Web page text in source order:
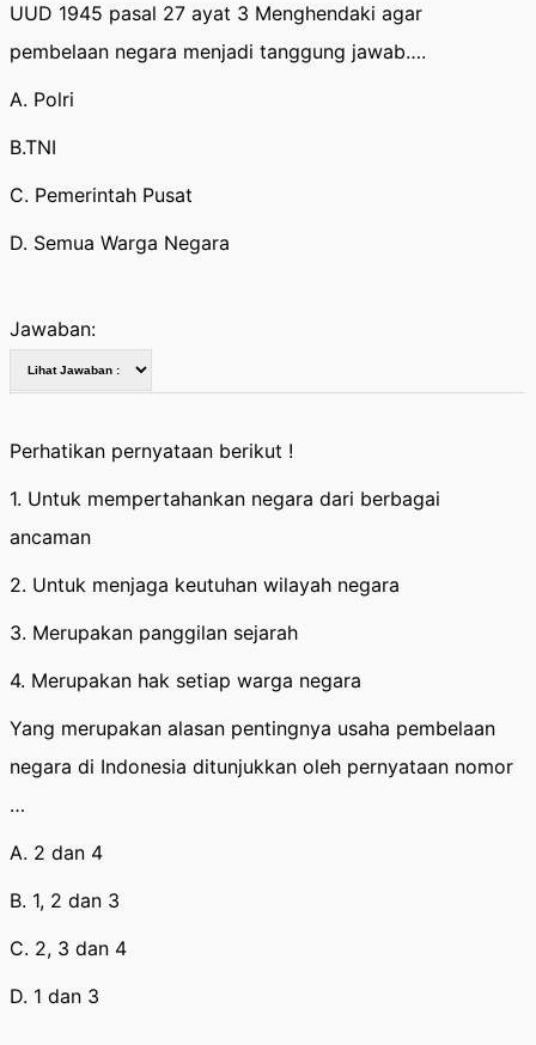
UUD 1945 pasal 27 ayat 3 Menghendaki agar
pembelaan negara menjadi tanggung jawab….
A. Polri
B.TNI
C. Pemerintah Pusat
D. Semua Warga Negara
Jawaban:
Perhatikan pernyataan berikut !
1. Untuk mempertahankan negara dari berbagai
ancaman
2. Untuk menjaga keutuhan wilayah negara
3. Merupakan panggilan sejarah
4. Merupakan hak setiap warga negara
Yang merupakan alasan pentingnya usaha pembelaan
negara di Indonesia ditunjukkan oleh pernyataan nomor
…
A. 2 dan 4
B. 1, 2 dan 3
C. 2, 3 dan 4
D. 1 dan 3